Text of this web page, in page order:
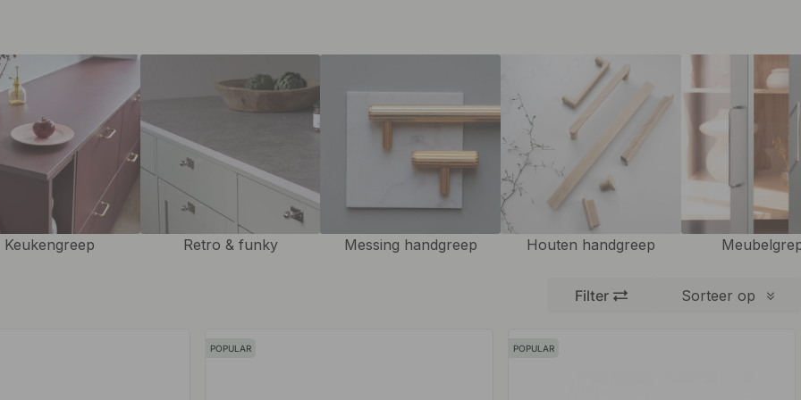
Keukengreep Retro & funky Messing handgreep Houten handgreep
Sorteer op
Filter
POPULAR POPULAR